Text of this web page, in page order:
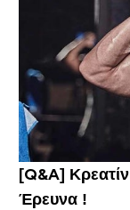
[Q&A]
Έρευνα !